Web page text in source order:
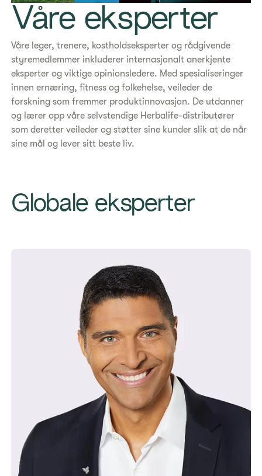
Våre eksperter
Våre leger, trenere, kostholdseksperter og rådgivende
styremedlemmer inkluderer internasjonalt anerkjente
eksperter og viktige opinionsledere. Med spesialiseringer
innen ernæring, fitness og folkehelse, veileder de
forskning som fremmer produktinnovasjon. De utdanner
og lærer opp våre selvstendige Herbalife-distributører
som deretter veileder og støtter sine kunder slik at de når
sine mål og lever sitt beste liv.
Globale eksperter